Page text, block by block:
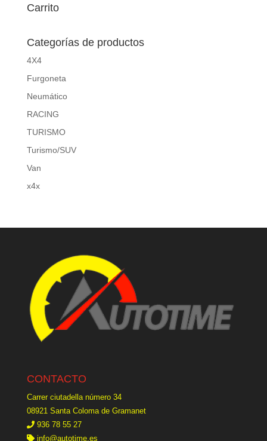
Carrito
Categorías de productos
4X4
Furgoneta
Neumático
RACING
TURISMO
Turismo/SUV
Van
x4x
CONTACTO
Carrer ciutadella número 34
08921 Santa Coloma de Gramanet
936 78 55 27
info@autotime.es